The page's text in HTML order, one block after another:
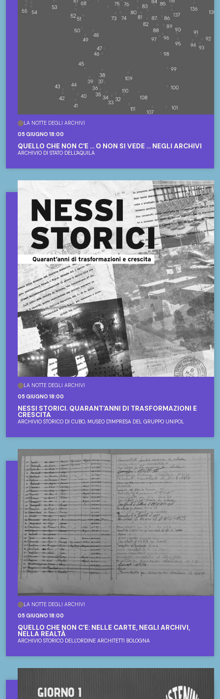
LA NOTTE DEGLI ARCHIVI
05 GIUGNO 18:00
QUELLO CHE NON C'È ... O NON SI VEDE ... NEGLI ARCHIVI
ARCHIVIO DI STATO DELL'AQUILA
LA NOTTE DEGLI ARCHIVI
05 GIUGNO 18:00
NESSI STORICI. QUARANT'ANNI DI TRASFORMAZIONI E
CRESCITA
ARCHIVIO STORICO DI CUBO, MUSEO D'IMPRESA DEL GRUPPO UNIPOL
LA NOTTE DEGLI ARCHIVI
05 GIUGNO 18:00
QUELLO CHE NON C’È: NELLE CARTE, NEGLI ARCHIVI,
NELLA REALTÀ
ARCHIVIO STORICO DELL'ORDINE ARCHITETTI BOLOGNA